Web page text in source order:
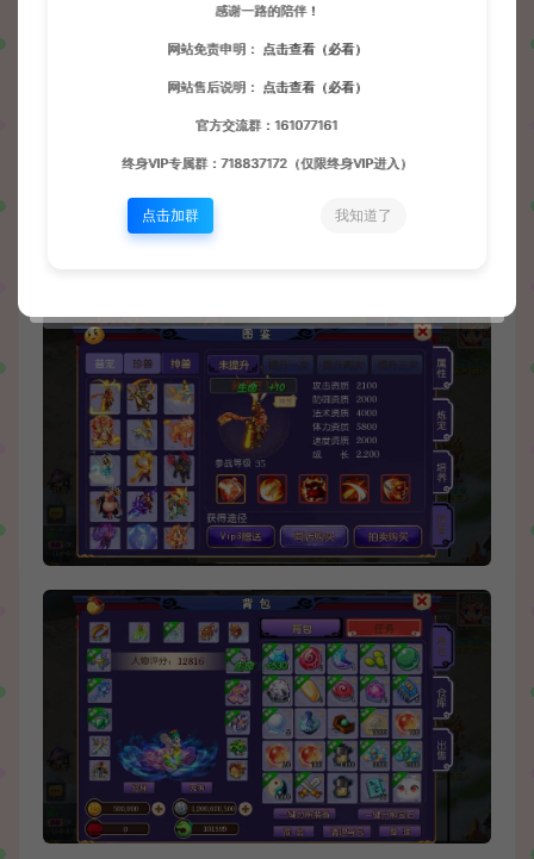
感谢一路的陪伴！
网站免责申明： 点击查看（必看）
网站售后说明： 点击查看（必看）
官方交流群：161077161
终身VIP专属群：718837172（仅限终身VIP进入）
点击加群 我知道了